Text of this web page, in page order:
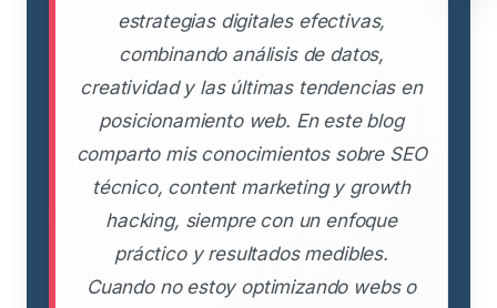
estrategias digitales efectivas,
combinando análisis de datos,
creatividad y las últimas tendencias en
posicionamiento web. En este blog
comparto mis conocimientos sobre SEO
técnico, content marketing y growth
hacking, siempre con un enfoque
práctico y resultados medibles.
Cuando no estoy optimizando webs o